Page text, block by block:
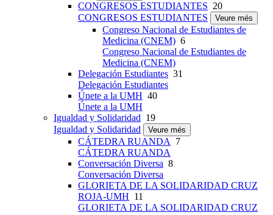
CONGRESOS ESTUDIANTES 20
CONGRESOS ESTUDIANTES
Veure més
Congreso Nacional de Estudiantes de
Medicina (CNEM) 6
Congreso Nacional de Estudiantes de
Medicina (CNEM)
Delegación Estudiantes 31
Delegación Estudiantes
Únete a la UMH 40
Únete a la UMH
Igualdad y Solidaridad 19
Igualdad y Solidaridad
Veure més
CÁTEDRA RUANDA
7
CÁTEDRA RUANDA
Conversación Diversa 8
Conversación Diversa
GLORIETA DE LA SOLIDARIDAD CRUZ
ROJA-UMH 11
GLORIETA DE LA SOLIDARIDAD CRUZ